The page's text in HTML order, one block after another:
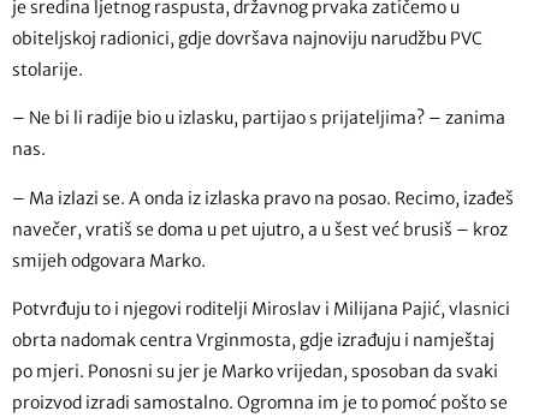
je sredina ljetnog raspusta, državnog prvaka zatičemo u
obiteljskoj radionici, gdje dovršava najnoviju narudžbu PVC
stolarije.
– Ne bi li radije bio u izlasku, partijao s prijateljima? – zanima
nas.
– Ma izlazi se. A onda iz izlaska pravo na posao. Recimo, izađeš
navečer, vratiš se doma u pet ujutro, a u šest već brusiš – kroz
smijeh odgovara Marko.
Potvrđuju to i njegovi roditelji Miroslav i Milijana Pajić, vlasnici
obrta nadomak centra Vrginmosta, gdje izrađuju i namještaj
po mjeri. Ponosni su jer je Marko vrijedan, sposoban da svaki
proizvod izradi samostalno. Ogromna im je to pomoć pošto se